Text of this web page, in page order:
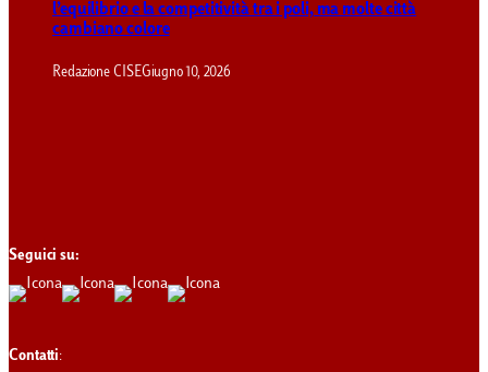
l’equilibrio e la competitività tra i poli, ma molte città
cambiano colore
Redazione CISEGiugno 10, 2026
Seguici su:
Contatti: